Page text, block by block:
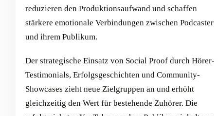
reduzieren den Produktionsaufwand und schaffen
stärkere emotionale Verbindungen zwischen Podcaster
und ihrem Publikum.
Der strategische Einsatz von Social Proof durch Hörer-
Testimonials, Erfolgsgeschichten und Community-
Showcases zieht neue Zielgruppen an und erhöht
gleichzeitig den Wert für bestehende Zuhörer. Die